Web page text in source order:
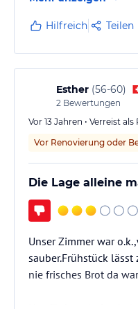
italienisch.
Unser Fazit: für einen
Hilfreich Teilen
Esther (56-60)
2 Bewertungen
Vor 13 Jahren • Verreist
Vor Renovierung oder
Die Lage alleine
Unser Zimmer war
sauber.Frühstück
nie frisches Brot da